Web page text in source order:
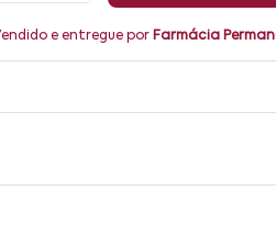
e entregue por Farmácia